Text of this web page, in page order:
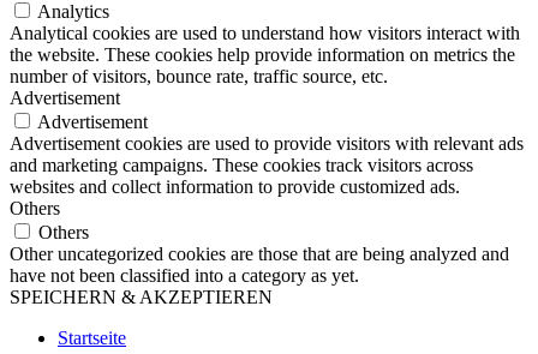
Analytics
Analytical cookies are used to understand how visitors interact with
the website. These cookies help provide information on metrics the
number of visitors, bounce rate, traffic source, etc.
Advertisement
Advertisement
Advertisement cookies are used to provide visitors with relevant ads
and marketing campaigns. These cookies track visitors across
websites and collect information to provide customized ads.
Others
Others
Other uncategorized cookies are those that are being analyzed and
have not been classified into a category as yet.
SPEICHERN & AKZEPTIEREN
Startseite